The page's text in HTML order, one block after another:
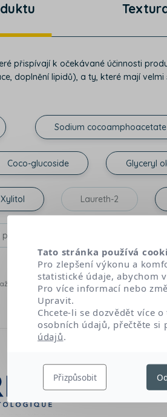
přispívají k očekávané účinnosti
doplnění lipidů), a ty, které mají
Sodium cocoamphoacetate
Coco-glucoside Glyceryl
Xylitol Laureth-2
glycerides citrate
v nejnovějším složení tohoto produktu.
Tato stránka používá
Pro zlepšení výkonu a
statistické údaje, abychom
Pro více informací nebo
Upravit.
Chcete-li se dozvědět více
osobních údajů, přečtěte si
údajů.
Přizpůsobit